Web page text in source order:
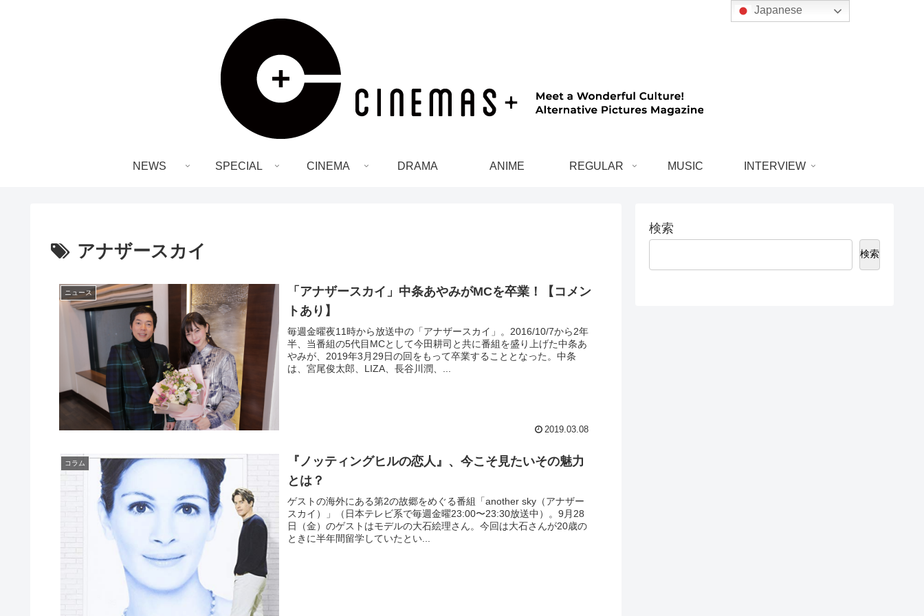
NEWS SPECIAL CINEMA DRAMA ANIME REGULAR MUSIC INTERVIEW
アナザースカイ
ニュース
「アナザースカイ」中条あやみがMCを卒業！【コメン
トあり】
毎週金曜夜11時から放送中の「アナザースカイ」。2016/10/7から2年
半、当番組の5代目MCとして今田耕司と共に番組を盛り上げた中条あ
やみが、2019年3月29日の回をもって卒業することとなった。中条
は、宮尾俊太郎、LIZA、長谷川潤、...
2019.03.08
コラム
『ノッティングヒルの恋人』、今こそ見たいその魅力
とは？
ゲストの海外にある第2の故郷をめぐる番組「another sky（アナザー
スカイ）」（日本テレビ系で毎週金曜23:00〜23:30放送中）。9月28
日（金）のゲストはモデルの大石絵理さん。今回は大石さんが20歳の
ときに半年間留学していたとい...
検索
検索
Japanese